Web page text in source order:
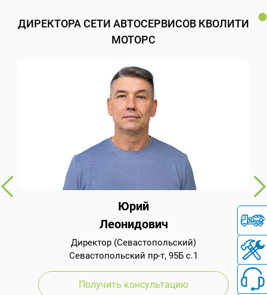
ДИРЕКТОРА СЕТИ АВТОСЕРВИСОВ КВОЛИТИ
МОТОРС
Юрий
Леонидович
Директор (Севастопольский)
Севастопольский пр-т, 95Б с.1
Получить консультацию